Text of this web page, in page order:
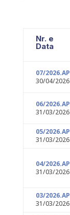
Nr. e
Data
07/2026.AP
30/04/2026
06/2026.AP
31/03/2026
05/2026.AP
31/03/2026
04/2026.AP
31/03/2026
03/2026.AP
31/03/2026